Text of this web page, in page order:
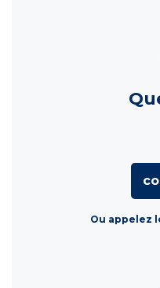
Ou appelez